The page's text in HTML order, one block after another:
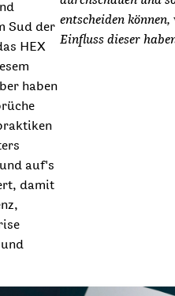
Sud der
HEX
haben
auf's
damit
entscheiden können,
Einfluss dieser